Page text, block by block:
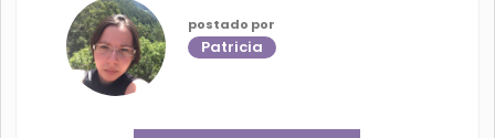
postado por
Patricia